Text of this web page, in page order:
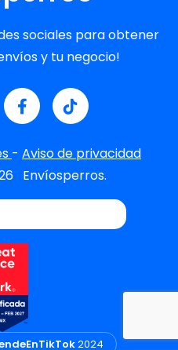
sociales para obtener
y tu negocio!
- Aviso de privacidad
Envíosperros.
2024